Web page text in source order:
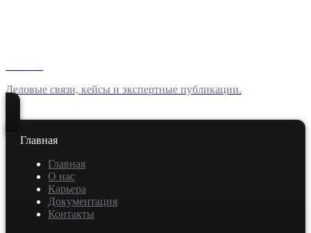
Деловые связи, кейсы и экспертные публикации.
Главная
Главная
О нас
Карьера
Документация
Контакты